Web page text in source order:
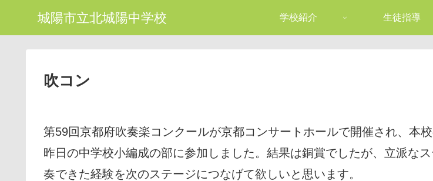
城陽市立北城陽中学校 学校紹介 生徒指導
吹コン
第59回京都府吹奏楽コンクールが京都コンサートホールで開催され、本
昨日の中学校小編成の部に参加しました。結果は銅賞でしたが、立派な
奏できた経験を次のステージにつなげて欲しいと思います。